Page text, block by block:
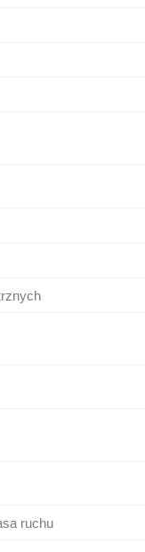
ruchu